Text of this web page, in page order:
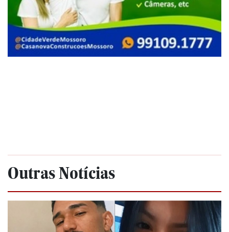
Outras Notícias